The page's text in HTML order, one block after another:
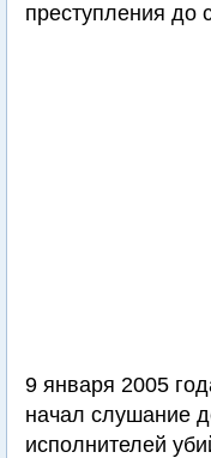
преступления до
9 января 2005
начал слушание
исполнителей